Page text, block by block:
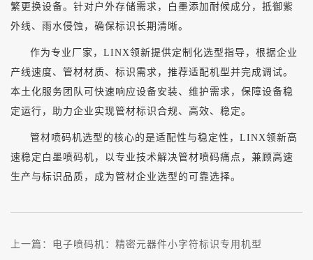
繁更换设备。针对户外存储需求，白墨添加耐候成分，抵御紫
外线、雨水侵蚀，确保标识长期清晰。
作为专业厂家， LINX领新提供定制化选型指导，根据企业
产线速度、管材材质、标识需求，推荐适配机型并完成调试。
本土化服务团队可快速响应设备安装、维护需求，保障设备稳
定运行，助力企业实现管材标识合规、高效、稳定。
管材喷码机选型的核心的是适配性与稳定性， LINX领新高
速稳定白墨喷码机，以专业技术解决管材喷码痛点，兼顾高速
生产与标识品质，成为管材企业选型的可靠选择。
上一篇： 电子喷码机：精密元器件小字符标识专用机型